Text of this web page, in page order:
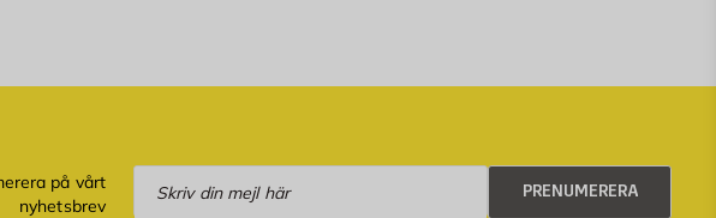
på vårt
nyhetsbrev
Prenumerera
PRENUMERERA